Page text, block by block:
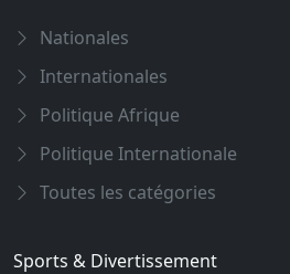
Nationales
Internationales
Politique Afrique
Politique Internationale
Toutes les catégories
Sports & Divertissement